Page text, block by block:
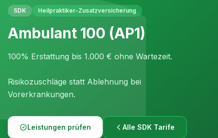
SDK Heilpraktiker-Zusatzversicherung
Ambulant 100 (AP1)
100% Erstattung bis 1.000 € ohne Wartezeit.
Risikozuschläge statt Ablehnung bei
Vorerkrankungen.
Leistungen prüfen Alle SDK Tarife